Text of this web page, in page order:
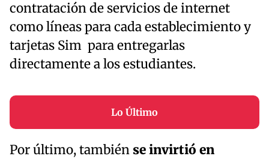
contratación de servicios de internet
como líneas para cada establecimiento y
tarjetas Sim para entregarlas
directamente a los estudiantes.
Lo Último
Por último, también se invirtió en